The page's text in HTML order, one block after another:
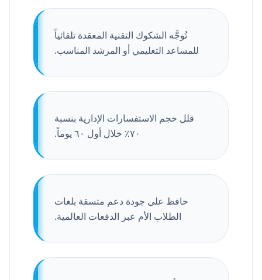
تُوجَّه الشكوك التقنية المعقدة تلقائياً
للمساعد التعليمي أو المرشد المناسب.
قلل حجم الاستفسارات الإدارية بنسبة
٧٠٪ خلال أول ٦٠ يوماً.
حافظ على جودة دعم متسقة بلغات
الطلاب الأم عبر الدفعات العالمية.